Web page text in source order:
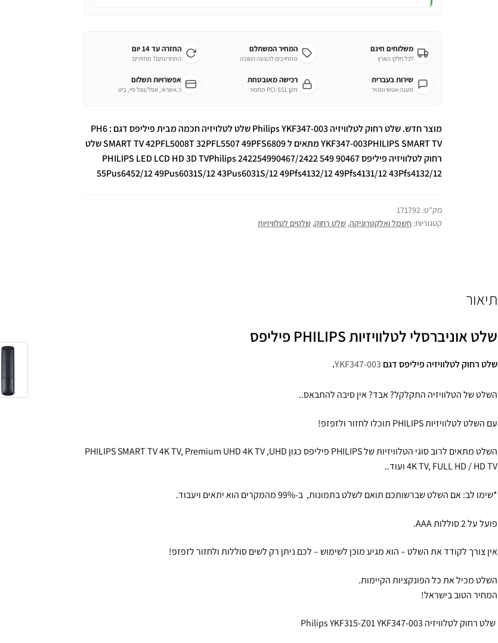
משלוחים חינם
לכל חלקי הארץ
המחיר המשתלם
מתחייבים להצעה הטובה
החזרה עד 14 יום
התחרטתם? מחזירים
שירות בעברית
מענה אנושי ומהיר
רכישה מאובטחת
תקן PCI-SSL מחמיר
אפשרויות תשלום
כ.אשראי, אפל/גוגל פיי, ביט
מוצר חדש. שלט רחוק ‏לטלוויזיה Philips YKF347-003 שלט לטלויזיה חכמה מבית פיליפס דגם : PH6
YKF347-003PHILIPS SMART TV מתאים ל SMART TV 42PFL5008T 32PFL5507 49PFS6809 שלט
רחוק לטלוויזיה פיליפס PHILIPS LED LCD HD 3D TVPhilips 242254990467/2422 549 90467
55Pus6452/12 49Pus6031S/12 43Pus6031S/12 49Pfs4132/12 49Pfs4131/12 43Pfs4132/12
מק"ט: 171792
קטגוריות: חשמל ואלקטרוניקה, שלט רחוק, שלטים לטלוויזיות
תיאור
שלט אוניברסלי לטלוויזיות PHILIPS פיליפס
שלט רחוק לטלוויזיה פיליפס דגםYKF347-003
.
השלט של הטלוויזיה התקלקל? אבד? אין סיבה להתבאס..
עם השלט לטלוויזיות PHILIPS תוכלו לחזור ולזפזפ!
השלט מתאים לרוב סוגי הטלוויזיות של PHILIPS פיליפס כגון PHILIPS SMART TV 4K TV, Premium UHD 4K TV ,UHD
4K TV, FULL HD / HD TV ועוד..
*שימו לב: אם השלט שברשותכם תואם לשלט בתמונות, ב-99% מהמקרים הוא יתאים ויעבוד.
פועל על 2 סוללות AAA.
אין צורך לקודד את השלט – הוא מגיע מוכן לשימוש – לכם ניתן רק לשים סוללות ולחזור לזפזפ!
השלט מכיל את כל הפונקציות הקיימות.
המחיר הטוב בישראל!
שלט רחוק לטלוויזיה Philips YKF315-Z01 YKF347-003